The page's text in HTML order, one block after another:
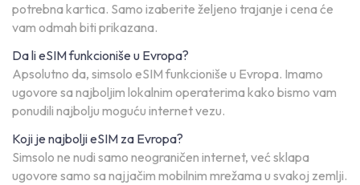
potrebna kartica. Samo izaberite željeno trajanje i cena će
vam odmah biti prikazana.
Da li eSIM funkcioniše u Evropa?
Apsolutno da, simsolo eSIM funkcioniše u Evropa. Imamo
ugovore sa najboljim lokalnim operaterima kako bismo vam
ponudili najbolju moguću internet vezu.
Koji je najbolji eSIM za Evropa?
Simsolo ne nudi samo neograničen internet, već sklapa
ugovore samo sa najjačim mobilnim mrežama u svakoj zemlji.